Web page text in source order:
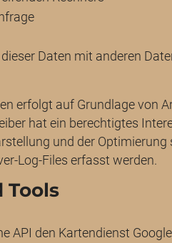
Daten mit anderen
erfolgt auf Grundlage von
hat ein berechtigtes
und der Optimierung
Log-Files erfasst werden.
Tools
API den Kartendienst